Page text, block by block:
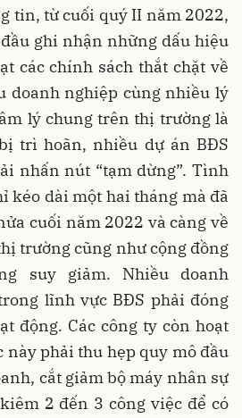
tin, từ cuối quý II năm 2022,
ghi nhận những dấu hiệu
các chính sách thắt chặt về
doanh nghiệp cùng nhiều lý
lý chung trên thị trường là
trì hoãn, nhiều dự án BĐS
nhấn nút “tạm dừng”. Tình
kéo dài một hai tháng mà đã
cuối năm 2022 và càng về
trường cũng như cộng đồng
suy giảm. Nhiều doanh
lĩnh vực BĐS phải đóng
động. Các công ty còn hoạt
phải thu hẹp quy mô đầu
cắt giảm bộ máy nhân sự
2 đến 3 công việc để có